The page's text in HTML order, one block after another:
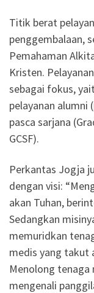
Titik berat
penggembalaan,
Pemahaman
Kristen.
sebagai fokus,
pelayanan alumni
pasca sarjana
GCSF).
Perkantas Jogja
dengan visi:
akan Tuhan,
Sedangkan
memuridkan
medis yang takut
Menolong tenaga
mengenali